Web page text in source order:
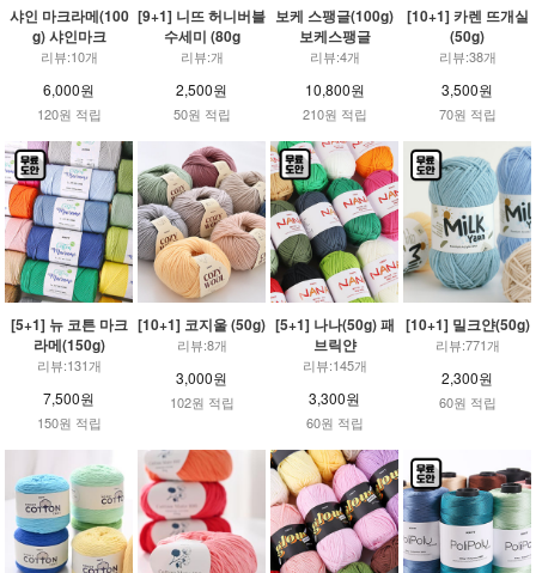
샤인 마크라메(100
g) 샤인마크
리뷰:10개
6,000원
120원 적립
[9+1] 니뜨 허니버블
수세미 (80g
리뷰:개
2,500원
50원 적립
보케 스팽글(100g)
보케스팽글
리뷰:4개
10,800원
210원 적립
[10+1] 카렌 뜨개실
(50g)
리뷰:38개
3,500원
70원 적립
[5+1] 뉴 코튼 마크
라메(150g)
리뷰:131개
7,500원
150원 적립
[10+1] 코지울 (50g)
리뷰:8개
3,000원
102원 적립
[5+1] 나나(50g) 패
브릭얀
리뷰:145개
3,300원
60원 적립
[10+1] 밀크얀(50g)
리뷰:771개
2,300원
60원 적립